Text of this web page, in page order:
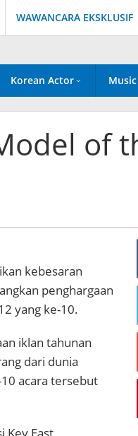
WAWANCARA EKSKLUSIF
Korean Actor Music
of
kebesaran
penghargaan
yang ke-10.
iklan tahunan
dari dunia
acara tersebut